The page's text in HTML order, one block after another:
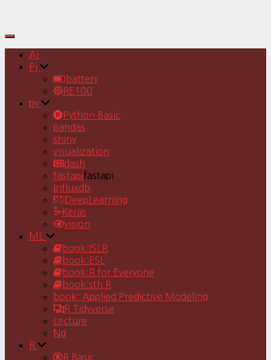
Toggle
Navigation
AI
Pj
battery
RE100
py
Python Basic
pandas
shiny
visualization
dash
fastapifastapi
Influxdb
DeepLearning
Keras
vision
ML
book:ISLR
book:ESL
book:R for Everyone
book:sth R
book: Applied Predictive Modeling
R Tidyverse
Lecture
Ng
R
R Basic